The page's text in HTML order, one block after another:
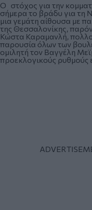
O στόχος για την
σήμερα το βράδυ για τη
μια γεμάτη αίθουσα με
της Θεσσαλονίκης,
Κώστα Καραμανλή,
παρουσία όλων των
ομιλητή τον Βαγγέλη
προεκλογικούς ρυθμούς